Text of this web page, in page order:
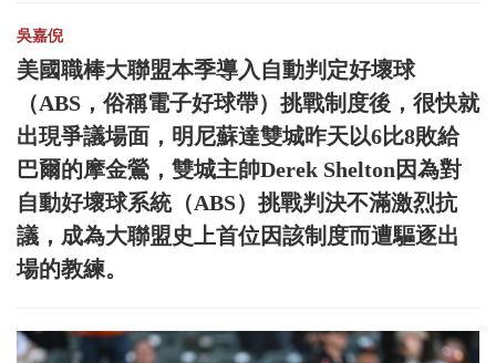
吳嘉倪
美國職棒大聯盟本季導入自動判定好壞球
（ABS，俗稱電子好球帶）挑戰制度後，很快就
出現爭議場面，明尼蘇達雙城昨天以6比8敗給
巴爾的摩金鶯，雙城主帥Derek Shelton因為對
自動好壞球系統（ABS）挑戰判決不滿激烈抗
議，成為大聯盟史上首位因該制度而遭驅逐出
場的教練。